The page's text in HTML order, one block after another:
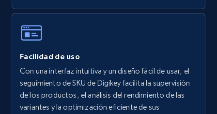
specific keywords
Specifications, Image urls, Top reviews, and
more.
5.6K+ 875+ Comenzar ahora
Facilidad de uso
Con una interfaz intuitiva y un diseño fácil de usar, el
seguimiento de SKU de Digikey facilita la supervisión
de los productos, el análisis del rendimiento de las
variantes y la optimización eficiente de sus